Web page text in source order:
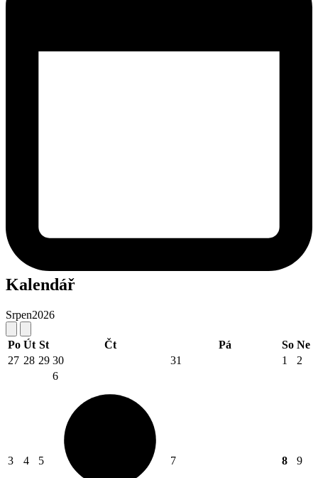
Kalendář
Srpen2026
Po Út St Čt Pá So Ne
27 28 29 30 31 1 2
3 4 5
6
7 8 9